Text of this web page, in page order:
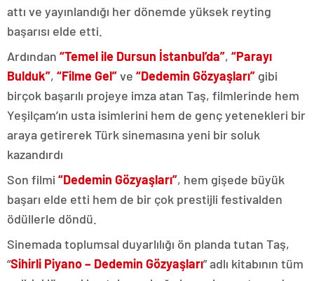
attı ve yayınlandığı her dönemde yüksek reyting
başarısı elde etti.
Ardından “Temel ile Dursun İstanbul’da”, “Parayı
Bulduk”, “Filme Gel”ve “Dedemin Gözyaşları” gibi
birçok başarılı projeye imza atan Taş, filmlerinde hem
Yeşilçam’ın usta isimlerini hem de genç yetenekleri bir
araya getirerek Türk sinemasına yeni bir soluk
kazandırdı
Son filmi “Dedemin Gözyaşları”, hem gişede büyük
başarı elde etti hem de bir çok prestijli festivalden
ödüllerle döndü.
Sinemada toplumsal duyarlılığı ön planda tutan Taş,
“Sihirli Piyano – Dedemin Gözyaşları” adlı kitabının tüm